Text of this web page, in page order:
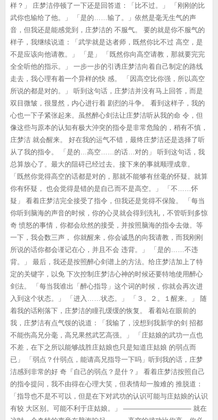
样？」 庄梦洁停顿了一下还是回答道：「比不过。」 「刚刚的比
武你也输给了他。」 「是的……输了。」依然是毫无生气的声
音，但我还是能感觉到，庄梦洁的 不服气。 要的就是你不服气的
样子，我继续说道：「武学就是达者师，既然你比不过 高空，是
不是应该向他请教。」 「是」 「既然你向高空请教，那就要完完
全全听他的指示。」 一步一步的引诱庄梦洁向着自己制定的路线
走去，我心理有着一个异样的快 感。 「因高空比你强，所以高空
所说的都是对的。」 听到这句话，庄梦洁并没有马上回答，而是
双目微皱，很显然，内心进行着 剧烈的斗争。 看到这样子，我的
心也一下子紧张起来。虽然醉心剑法让庄梦洁听从我的命 令，但
像这些与原本的认知有极大沖突的指令是非常危险的，稍有不慎，
庄梦洁 就会醒来。 好在我的运气不错，最终庄梦洁还是选择了听
从了我的指令。 「是的…高空……的话…对的」 听到这句话，我
总算放心了。最大的阻碍已经过去。接下来的事就顺理成章。
「既然你觉得高空的话都是对的，那就不能够有丝毫的怀疑。就算
你有怀疑， 也会觉得是错的是自己而不是高空。」 「不……怀
疑」 看着庄梦洁完全接受了指令，但我还是觉得不保险。 「每当
你听到脑海的声音的时候，你的心灵就会得到洗礼，不管听到多惊
奇 愤怒的事情，你都会欣然的接受，并按照脑海的指令去做。等
一下，我会数三声， 你就醒来，你会诚恳的向我请教，而我刚刚
所说的话你都会谨记在心，并且不会 违背。」 「是的……不违
背。」 最后，我还是按照醉心剑谱上的方法。给庄梦洁加上了特
定的关键字，以免 下次控制庄梦洁心神的时候还要特地使用醉心
剑法。 「每当我谁出「醉心指导」这个词的时候，你就会再次进
入到这个状态。」 「进入……状态。」 「３。２。１醒来。」 随
着我的话刚落下，庄梦洁的瞳孔缓缓的恢复。 看着站在眼前的
我，庄梦洁有点气馁的说道：「我输了，没想到我新学的剑 招都
不能伤高兄分毫，高兄果然武艺高强。」 「庄姑娘的武功一点也
不差，在下之所以能够战胜庄姑娘也只是知道庄姑娘 的弱点而
已」 「弱点？什弱点，能请高兄指导一下吗」听到我的话，庄梦
洁感到非常的好 奇『自己的弱点？是什？』 看着庄梦洁按照自己
的指令提问，我不由得在心理大笑，但表情却一脸难的 推脱道：
「指导也不是不可以，但是在下对武功的认识可能与庄姑娘的认识
有较 大区别。可能不利于庄姑娘。」 —————————— 就在